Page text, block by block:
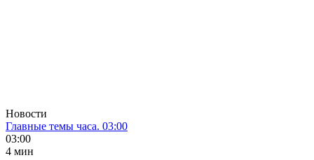
Новости
Главные темы часа. 03:00
03:00
4 мин